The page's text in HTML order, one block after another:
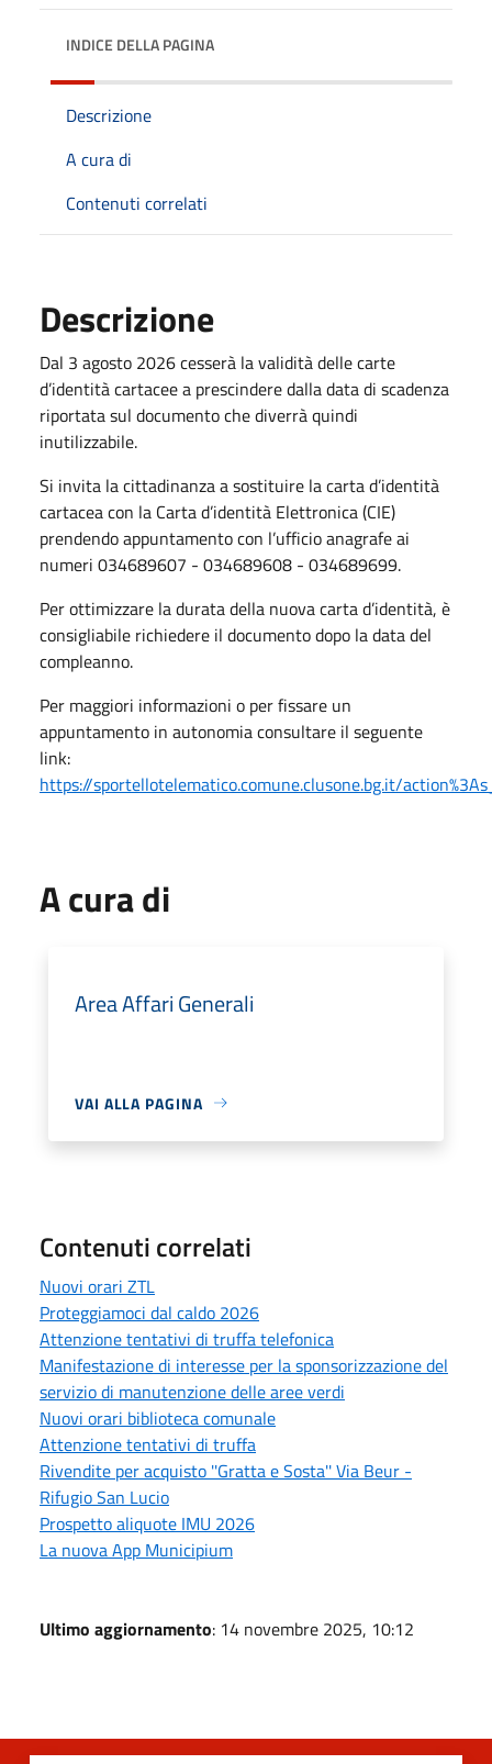
INDICE DELLA PAGINA
Descrizione
A cura di
Contenuti correlati
Descrizione
Dal 3 agosto 2026 cesserà la validità delle carte
d’identità cartacee a prescindere dalla data di scadenza
riportata sul documento che diverrà quindi
inutilizzabile.
Si invita la cittadinanza a sostituire la carta d’identità
cartacea con la Carta d’identità Elettronica (CIE)
prendendo appuntamento con l’ufficio anagrafe ai
numeri 034689607 - 034689608 - 034689699.
Per ottimizzare la durata della nuova carta d’identità, è
consigliabile richiedere il documento dopo la data del
compleanno.
Per maggiori informazioni o per fissare un
appuntamento in autonomia consultare il seguente
link:
https://sportellotelematico.comune.clusone.bg.it/
A cura di
Area Affari Generali
VAI ALLA PAGINA
Contenuti correlati
Nuovi orari ZTL
Proteggiamoci dal caldo 2026
Attenzione tentativi di truffa telefonica
Manifestazione di interesse per la sponsorizzazione del
servizio di manutenzione delle aree verdi
Nuovi orari biblioteca comunale
Attenzione tentativi di truffa
Rivendite per acquisto ''Gratta e Sosta'' Via Beur -
Rifugio San Lucio
Prospetto aliquote IMU 2026
La nuova App Municipium
Ultimo aggiornamento: 14 novembre 2025, 10:12